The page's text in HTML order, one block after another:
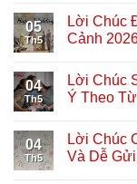
05
Th5
Lời Chúc
Cảnh
04
Th5
Lời Chúc
Ý Theo
04
Th5
Lời Chúc
Và Dễ